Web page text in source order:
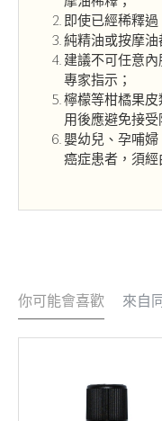
即使已經稀釋
純精油或按摩油
建議不可任意
專家指示；
檸檬等柑橘果
用後應避免接受
嬰幼兒、孕哺
癌症患者，須經
你可能會喜歡 來自